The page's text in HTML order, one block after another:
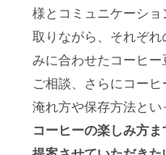
様とコミュニケーショ
取りながら、それぞれ
みに合わせたコーヒー
ご相談、さらにコーヒ
淹れ方や保存方法とい
コーヒーの楽しみ方ま